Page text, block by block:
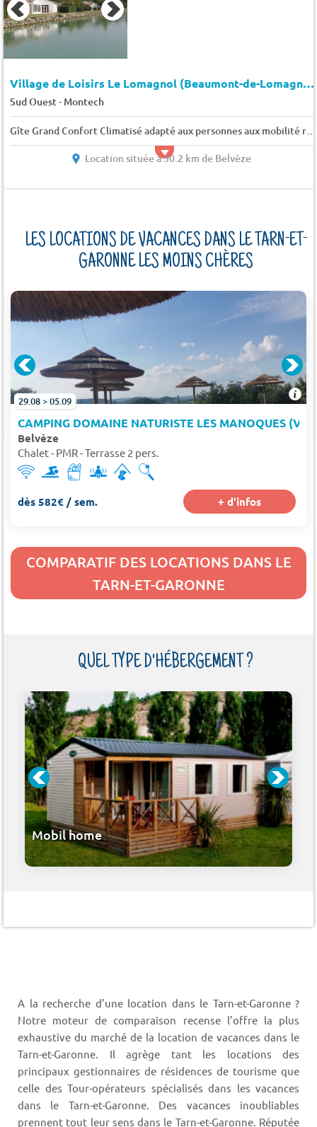
Village de Loisirs Le Lomagnol (Beaumont-de-Lomagne à 12 km)
Sud Ouest- Montech
Gîte Grand Confort Climatisé adapté aux personnes aux mobilité réduite 6 pers.
Location située à 50.2 km de Belvèze
LES LOCATIONS DE VACANCES DANS LE TARN-ET-
GARONNE LES MOINS CHÈRES
29.08 > 05.09
CAMPING DOMAINE NATURISTE LES MANOQUES
Belvèze
Chalet - PMR - Terrasse 2 pers.
dès 582€ / sem. + d'infos
COMPARATIF DES LOCATIONS DANS LE
TARN-ET-GARONNE
QUEL TYPE D'HÉBERGEMENT ?
Mobil home
A la recherche d’une location dans le Tarn-et-Garonne ?
Notre moteur de comparaison recense l’offre la plus
exhaustive du marché de la location de vacances dans le
Tarn-et-Garonne. Il agrège tant les locations des
principaux gestionnaires de résidences de tourisme que
celle des Tour-opérateurs spécialisés dans les vacances
dans le Tarn-et-Garonne. Des vacances inoubliables
prennent tout leur sens dans le Tarn-et-Garonne. Réputée